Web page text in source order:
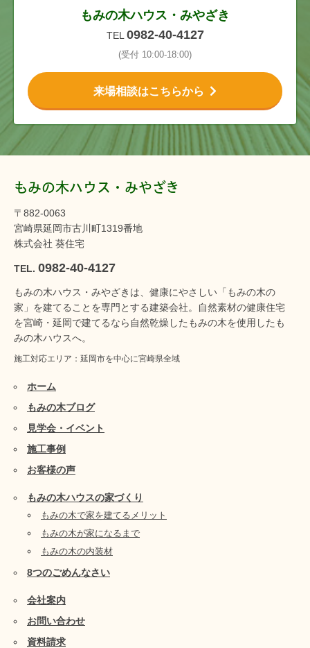
もみの木ハウス・みやざき
TEL 0982-40-4127
(受付 10:00-18:00)
来場相談はこちらから
もみの木ハウス・みやざき
〒882-0063
宮崎県延岡市古川町1319番地
株式会社 葵住宅
TEL. 0982-40-4127
もみの木ハウス・みやざきは、健康にやさしい「もみの木の
家」を建てることを専門とする建築会社。自然素材の健康住宅
を宮崎・延岡で建てるなら自然乾燥したもみの木を使用したも
みの木ハウスへ。
施工対応エリア：延岡市を中心に宮崎県全域
ホーム
もみの木ブログ
見学会・イベント
施工事例
お客様の声
もみの木ハウスの家づくり
もみの木で家を建てるメリット
もみの木が家になるまで
もみの木の内装材
8つのごめんなさい
会社案内
お問い合わせ
資料請求